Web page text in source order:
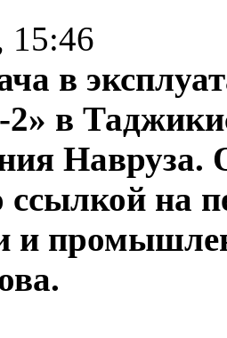
15:46
в
2» в
Навруза.
на
и